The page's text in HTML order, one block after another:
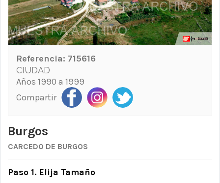
Referencia: 715616
CIUDAD
Años 1990 a 1999
Compartir
Burgos
CARCEDO DE BURGOS
Paso 1. Elija Tamaño